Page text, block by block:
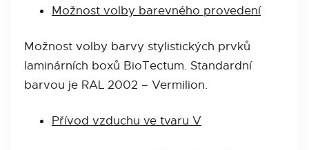
Možnost volby barevného provedení
Možnost volby barvy stylistických prvků
laminárních boxů BioTectum. Standardní
barvou je RAL 2002 – Vermilion.
Přívod vzduchu ve tvaru V